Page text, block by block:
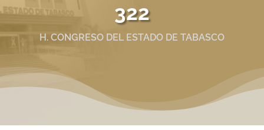
322
H. CONGRESO DEL ESTADO DE TABASCO